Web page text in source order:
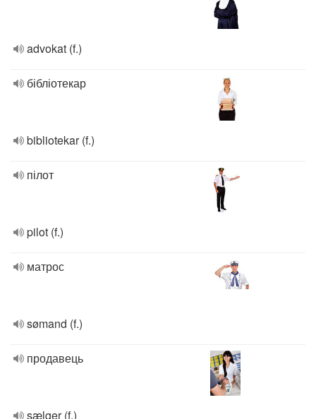
advokat (f.)
бібліотекар
bibliotekar (f.)
пілот
pilot (f.)
матрос
sømand (f.)
продавець
sælger (f.)